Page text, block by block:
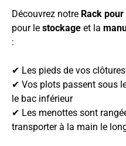
Découvrez notre Rack
pour le stockage et la
:
✔ Les pieds de vos
✔ Vos plots passent sous
le bac inférieur
✔ Les menottes sont
transporter à la main le